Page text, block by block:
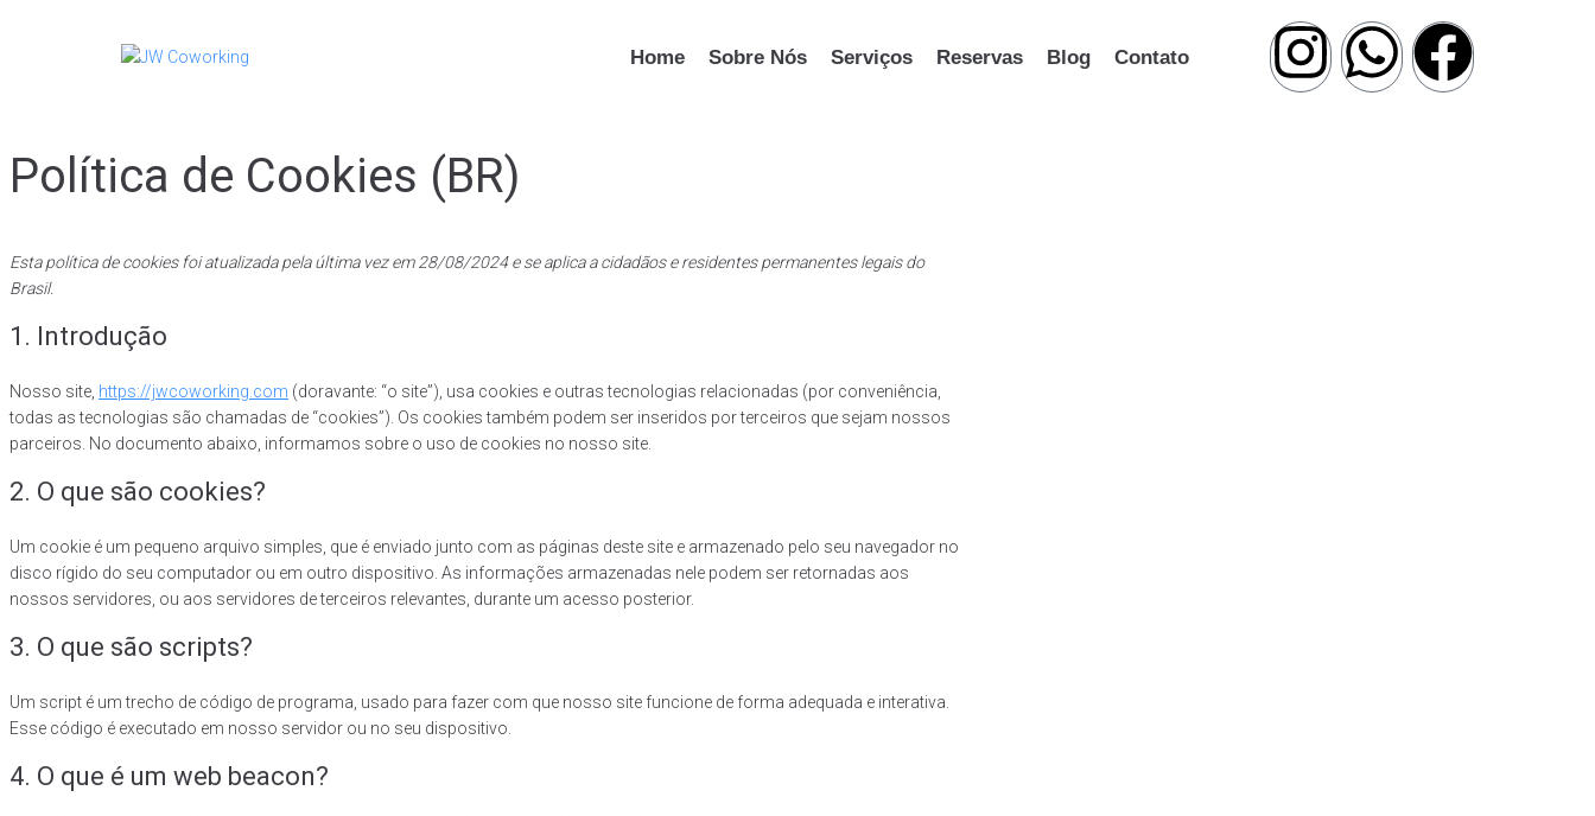
Home Sobre Nós Serviços Reservas Blog Contato
Política de Cookies (BR)
Esta política de cookies foi atualizada pela última vez em 28/08/2024 e se aplica a cidadãos e residentes permanentes legais do
Brasil.
1. Introdução
Nosso site, https://jwcoworking.com (doravante: “o site”), usa cookies e outras tecnologias relacionadas (por conveniência,
todas as tecnologias são chamadas de “cookies”). Os cookies também podem ser inseridos por terceiros que sejam nossos
parceiros. No documento abaixo, informamos sobre o uso de cookies no nosso site.
2. O que são cookies?
Um cookie é um pequeno arquivo simples, que é enviado junto com as páginas deste site e armazenado pelo seu navegador no
disco rígido do seu computador ou em outro dispositivo. As informações armazenadas nele podem ser retornadas aos
nossos servidores, ou aos servidores de terceiros relevantes, durante um acesso posterior.
3. O que são scripts?
Um script é um trecho de código de programa, usado para fazer com que nosso site funcione de forma adequada e interativa.
Esse código é executado em nosso servidor ou no seu dispositivo.
4. O que é um web beacon?